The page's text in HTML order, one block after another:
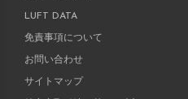
LUFT DATA
免責事項について
お問い合わせ
サイトマップ